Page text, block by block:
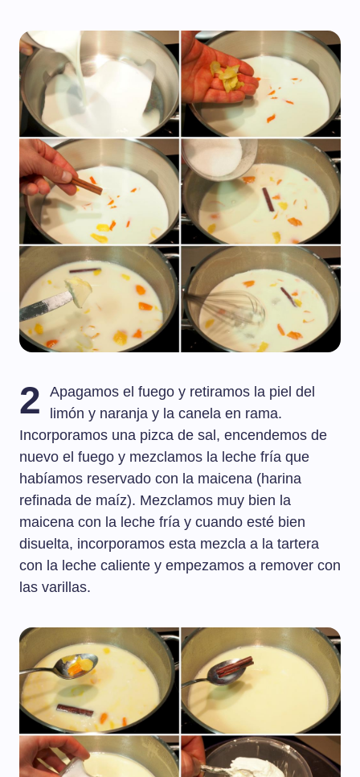
2
Apagamos el fuego y retiramos la piel del
limón y naranja y la canela en rama.
Incorporamos una pizca de sal, encendemos de
nuevo el fuego y mezclamos la leche fría que
habíamos reservado con la maicena (harina
refinada de maíz). Mezclamos muy bien la
maicena con la leche fría y cuando esté bien
disuelta, incorporamos esta mezcla a la tartera
con la leche caliente y empezamos a remover con
las varillas.